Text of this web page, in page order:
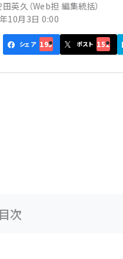
田英久（Web担 編集統括）
10月3日 0:00
シェア 195 ポスト 151
目次